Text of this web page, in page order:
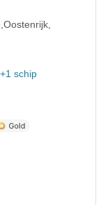
Oostenrijk
+1 schip